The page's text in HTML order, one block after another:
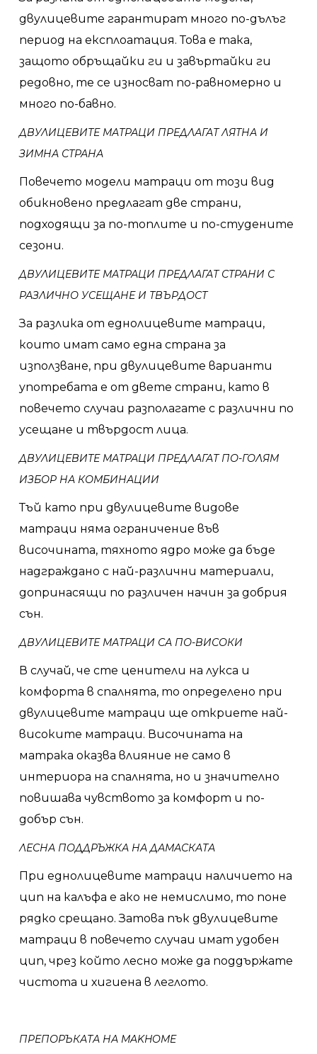
двулицевите гарантират много по-дълъг
период на експлоатация. Това е така,
защото обръщайки ги и завъртайки ги
редовно, те се износват по-равномерно и
много по-бавно.
ДВУЛИЦЕВИТЕ МАТРАЦИ ПРЕДЛАГАТ ЛЯТНА И
ЗИМНА СТРАНА
Повечето модели матраци от този вид
обикновено предлагат две страни,
подходящи за по-топлите и по-студените
сезони.
ДВУЛИЦЕВИТЕ МАТРАЦИ ПРЕДЛАГАТ СТРАНИ С
РАЗЛИЧНО УСЕЩАНЕ И ТВЪРДОСТ
За разлика от еднолицевите матраци,
които имат само една страна за
използване, при двулицевите варианти
употребата е от двете страни, като в
повечето случаи разполагате с различни по
усещане и твърдост лица.
ДВУЛИЦЕВИТЕ МАТРАЦИ ПРЕДЛАГАТ ПО-ГОЛЯМ
ИЗБОР НА КОМБИНАЦИИ
Тъй като при двулицевите видове
матраци няма ограничение във
височината, тяхното ядро може да бъде
надграждано с най-различни материали,
допринасящи по различен начин за добрия
сън.
ДВУЛИЦЕВИТЕ МАТРАЦИ СА ПО-ВИСОКИ
В случай, че сте ценители на лукса и
комфорта в спалнята, то определено при
двулицевите матраци ще откриете най-
високите матраци. Височината на
матрака оказва влияние не само в
интериора на спалнята, но и значително
повишава чувството за комфорт и по-
добър сън.
ЛЕСНА ПОДДРЪЖКА НА ДАМАСКАТА
При еднолицевите матраци наличието на
цип на калъфа е ако не немислимо, то поне
рядко срещано. Затова пък двулицевите
матраци в повечето случаи имат удобен
цип, чрез който лесно може да поддържате
чистота и хигиена в леглото.
ПРЕПОРЪКАТА НА MAKHOME